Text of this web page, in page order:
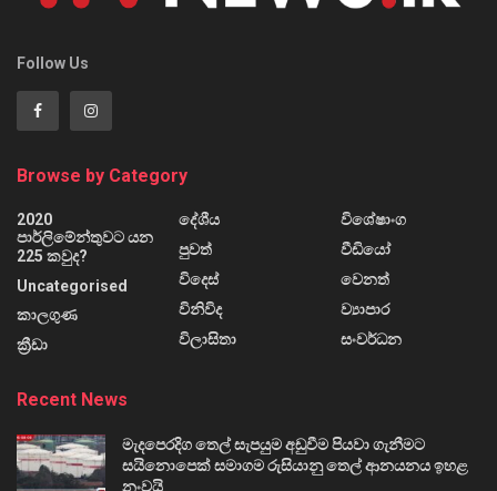
Follow Us
Browse by Category
2020
පාර්ලිමේන්තුවට යන
225 කවුද?
Uncategorised
කාලගුණ
ක්‍රීඩා
දේශීය
පුවත්
විදෙස්
විනිවිද
විලාසිතා
විශේෂාංග
වීඩියෝ
වෙනත්
ව්‍යාපාර
සංවර්ධන
Recent News
මැදපෙරදිග තෙල් සැපයුම අඩුවීම පියවා ගැනීමට
සයිනොපෙක් සමාගම රුසියානු තෙල් ආනයනය ඉහළ
නංවයි